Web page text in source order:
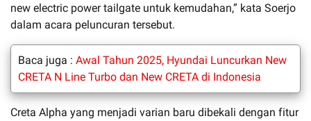
new electric power tailgate untuk kemudahan,” kata Soerjo
dalam acara peluncuran tersebut.
Baca juga : Awal Tahun 2025, Hyundai Luncurkan New
CRETA N Line Turbo dan New CRETA di Indonesia
Creta Alpha yang menjadi varian baru dibekali dengan fitur